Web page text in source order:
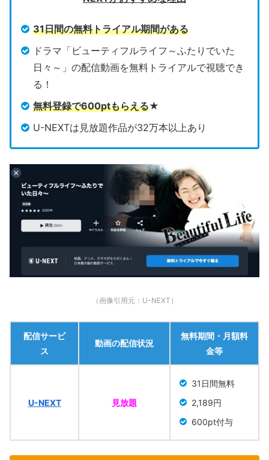
31日間の無料トライアル期間がある
ドラマ「ビューティフルライフ～ふたりでいた
日々～」の配信動画を無料トライアルで視聴でき
る！
無料登録で600ptもらえる★
U-NEXTは見放題作品が32万本以上あり
（画像引用元：U-NEXT）
配信サービ
ス
動画の配信状況
無料期間・月額料
金等
U-NEXT 見放題
31日間無料
2,189円
600pt付与